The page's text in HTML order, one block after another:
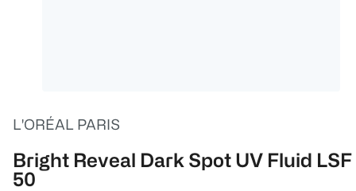
L'ORÉAL PARIS
Bright Reveal Dark Spot UV Fluid LSF
50